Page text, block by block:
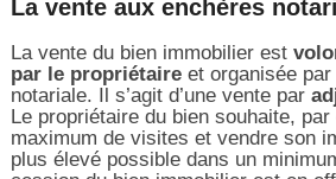
La vente aux enchères
La vente du bien immobilier est
par le propriétaireet organisée par
notariale. Il s’agit d’une vente par
Le propriétaire du bien souhaite,
maximum de visites et vendre son
plus élevé possible dans un